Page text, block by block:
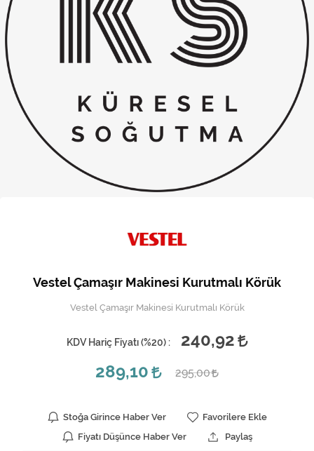
Fan
Fırın, Ocak ve Aspiratör
Klima
Kombi
Musluk
Vestel Çamaşır Makinesi Kurutmalı Körük
Vestel Çamaşır Makinesi Kurutmalı Körük
KDV Hariç Fiyatı (%20) :
240,92
289,10
295,00
Stoğa Girince Haber Ver
Favorilere Ekle
Fiyatı Düşünce Haber Ver
Paylaş